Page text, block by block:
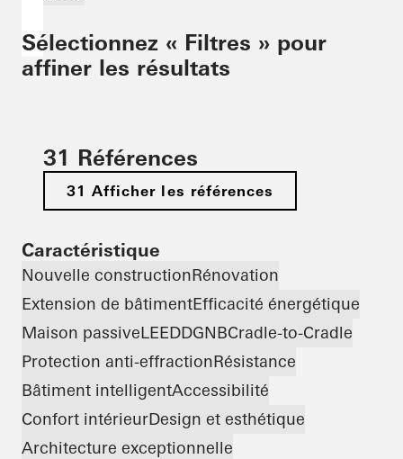
Sélectionnez « Filtres » pour
affiner les résultats
31 Références
31 Afficher les références
Caractéristique
Nouvelle constructionRénovation
Extension de bâtimentEfficacité énergétique
Maison passiveLEEDDGNBCradle-to-Cradle
Protection anti-effractionRésistance
Bâtiment intelligentAccessibilité
Confort intérieurDesign et esthétique
Architecture exceptionnelle